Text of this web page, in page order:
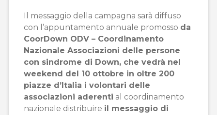
Il messaggio della campagna sarà diffuso
con l’appuntamento annuale promosso da
CoorDown ODV – Coordinamento
Nazionale Associazioni delle persone
con sindrome di Down, che vedrà nel
weekend del 10 ottobre in oltre 200
piazze d’Italia i volontari delle
associazioni aderenti al coordinamento
nazionale distribuire il messaggio di